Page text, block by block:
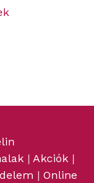
| Akciók|
| Online